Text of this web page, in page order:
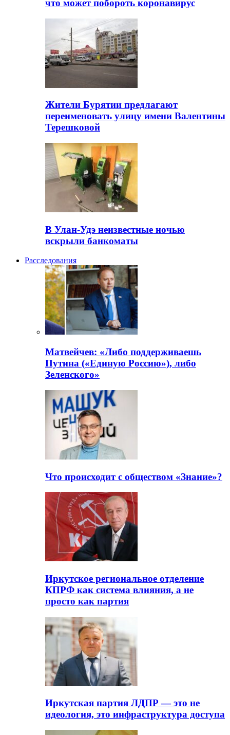
что может побороть коронавирус
Жители Бурятии предлагают
переименовать улицу имени Валентины
Терешковой
В Улан-Удэ неизвестные ночью
вскрыли банкоматы
Расследования
Матвейчев: «Либо поддерживаешь
Путина («Единую Россию»), либо
Зеленского»
Что происходит с обществом «Знание»?
Иркутское региональное отделение
КПРФ как система влияния, а не
просто как партия
Иркутская партия ЛДПР — это не
идеология, это инфраструктура доступа